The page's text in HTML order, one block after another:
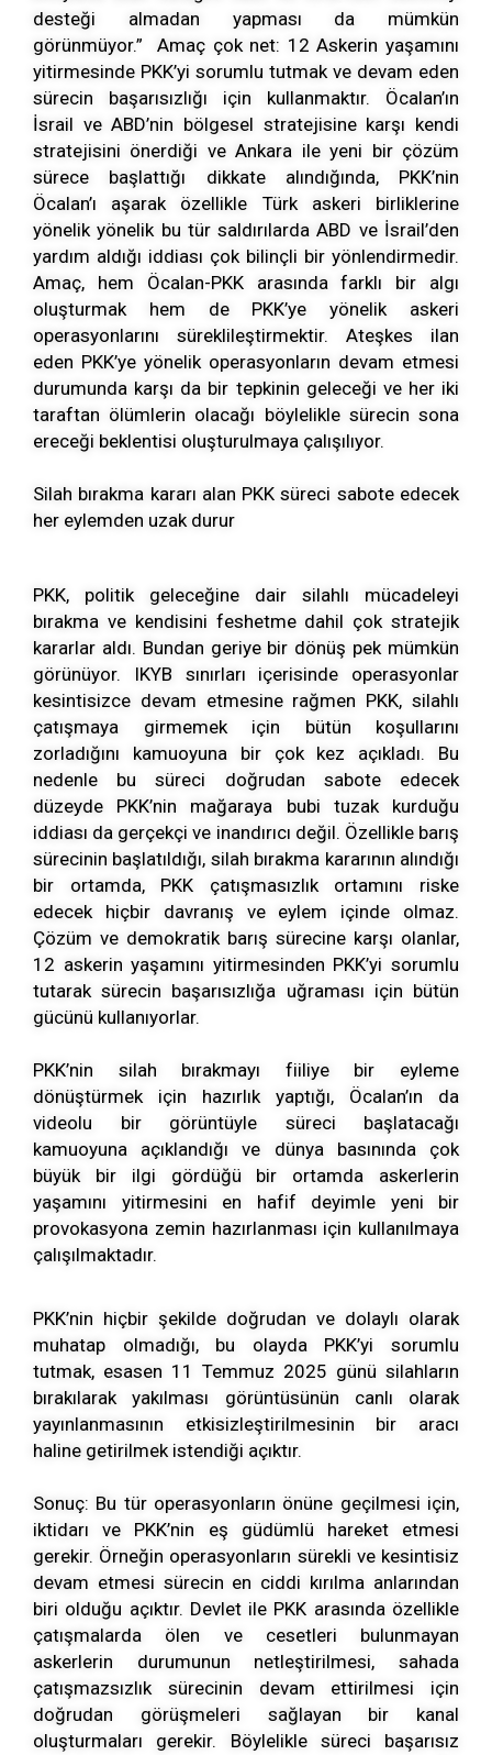
desteği almadan yapması da mümkün
görünmüyor.” Amaç çok net: 12 Askerin yaşamını
yitirmesinde PKK’yi sorumlu tutmak ve devam eden
sürecin başarısızlığı için kullanmaktır. Öcalan’ın
İsrail ve ABD’nin bölgesel stratejisine karşı kendi
stratejisini önerdiği ve Ankara ile yeni bir çözüm
sürece başlattığı dikkate alındığında, PKK’nin
Öcalan’ı aşarak özellikle Türk askeri birliklerine
yönelik yönelik bu tür saldırılarda ABD ve İsrail’den
yardım aldığı iddiası çok bilinçli bir yönlendirmedir.
Amaç, hem Öcalan-PKK arasında farklı bir algı
oluşturmak hem de PKK’ye yönelik askeri
operasyonlarını süreklileştirmektir. Ateşkes ilan
eden PKK’ye yönelik operasyonların devam etmesi
durumunda karşı da bir tepkinin geleceği ve her iki
taraftan ölümlerin olacağı böylelikle sürecin sona
ereceği beklentisi oluşturulmaya çalışılıyor.
Silah bırakma kararı alan PKK süreci sabote edecek
her eylemden uzak durur
PKK, politik geleceğine dair silahlı mücadeleyi
bırakma ve kendisini feshetme dahil çok stratejik
kararlar aldı. Bundan geriye bir dönüş pek mümkün
görünüyor. IKYB sınırları içerisinde operasyonlar
kesintisizce devam etmesine rağmen PKK, silahlı
çatışmaya girmemek için bütün koşullarını
zorladığını kamuoyuna bir çok kez açıkladı. Bu
nedenle bu süreci doğrudan sabote edecek
düzeyde PKK’nin mağaraya bubi tuzak kurduğu
iddiası da gerçekçi ve inandırıcı değil. Özellikle barış
sürecinin başlatıldığı, silah bırakma kararının alındığı
bir ortamda, PKK çatışmasızlık ortamını riske
edecek hiçbir davranış ve eylem içinde olmaz.
Çözüm ve demokratik barış sürecine karşı olanlar,
12 askerin yaşamını yitirmesinden PKK’yi sorumlu
tutarak sürecin başarısızlığa uğraması için bütün
gücünü kullanıyorlar.
PKK’nin silah bırakmayı fiiliye bir eyleme
dönüştürmek için hazırlık yaptığı, Öcalan’ın da
videolu bir görüntüyle süreci başlatacağı
kamuoyuna açıklandığı ve dünya basınında çok
büyük bir ilgi gördüğü bir ortamda askerlerin
yaşamını yitirmesini en hafif deyimle yeni bir
provokasyona zemin hazırlanması için kullanılmaya
çalışılmaktadır.
PKK’nin hiçbir şekilde doğrudan ve dolaylı olarak
muhatap olmadığı, bu olayda PKK’yi sorumlu
tutmak, esasen 11 Temmuz 2025 günü silahların
bırakılarak yakılması görüntüsünün canlı olarak
yayınlanmasının etkisizleştirilmesinin bir aracı
haline getirilmek istendiği açıktır.
Sonuç: Bu tür operasyonların önüne geçilmesi için,
iktidarı ve PKK’nin eş güdümlü hareket etmesi
gerekir. Örneğin operasyonların sürekli ve kesintisiz
devam etmesi sürecin en ciddi kırılma anlarından
biri olduğu açıktır. Devlet ile PKK arasında özellikle
çatışmalarda ölen ve cesetleri bulunmayan
askerlerin durumunun netleştirilmesi, sahada
çatışmazsızlık sürecinin devam ettirilmesi için
doğrudan görüşmeleri sağlayan bir kanal
oluşturmaları gerekir. Böylelikle süreci başarısız